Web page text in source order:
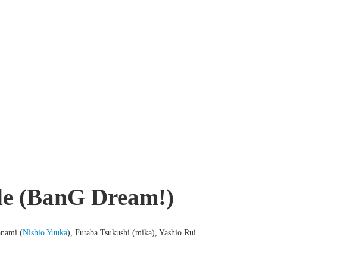
(BanG Dream!)
(Nishio Yuuka), Futaba Tsukushi (mika), Yashio Rui